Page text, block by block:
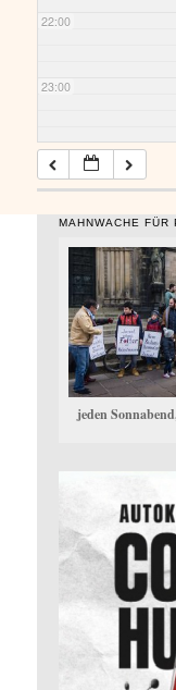
22:00
23:00
MAHNWACHE FÜR
jeden